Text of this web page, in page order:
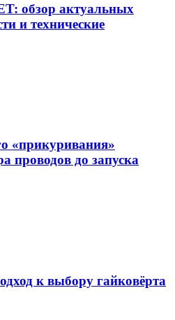
обзор актуальных
и технические
«прикуривания»
проводов до запуска
к выбору гайковёрта